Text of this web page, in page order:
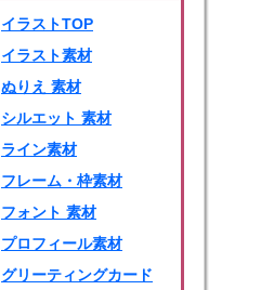
イラストTOP
イラスト素材
ぬりえ 素材
シルエット 素材
ライン素材
フレーム・枠素材
フォント 素材
プロフィール素材
グリーティングカード